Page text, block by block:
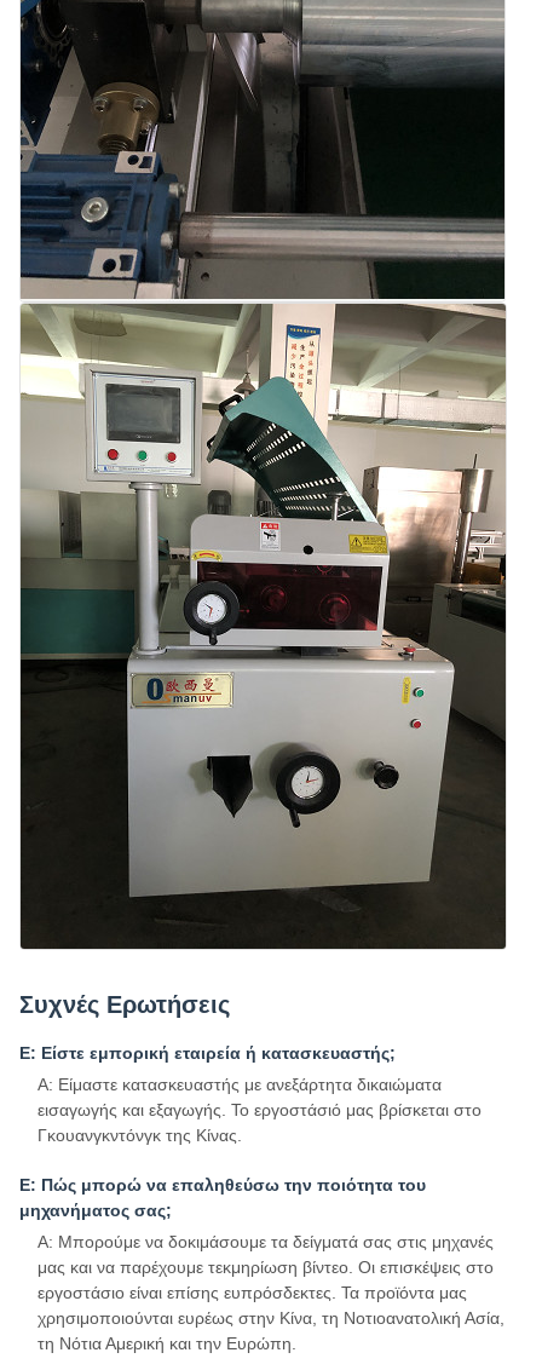
Συχνές Ερωτήσεις
Ε: Είστε εμπορική εταιρεία ή κατασκευαστής;
Α: Είμαστε κατασκευαστής με ανεξάρτητα δικαιώματα
εισαγωγής και εξαγωγής. Το εργοστάσιό μας βρίσκεται στο
Γκουανγκντόνγκ της Κίνας.
Ε: Πώς μπορώ να επαληθεύσω την ποιότητα του
μηχανήματος σας;
Α: Μπορούμε να δοκιμάσουμε τα δείγματά σας στις μηχανές
μας και να παρέχουμε τεκμηρίωση βίντεο. Οι επισκέψεις στο
εργοστάσιο είναι επίσης ευπρόσδεκτες. Τα προϊόντα μας
χρησιμοποιούνται ευρέως στην Κίνα, τη Νοτιοανατολική Ασία,
τη Νότια Αμερική και την Ευρώπη.